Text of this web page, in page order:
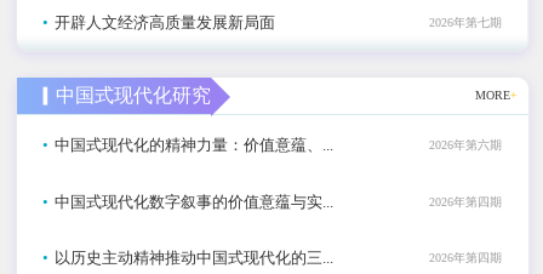
• 开辟人文经济高质量发展新局面 2026年第七期
▎中国式现代化研究 MORE+
• 中国式现代化的精神力量：价值意蕴、... 2026年第六期
• 中国式现代化数字叙事的价值意蕴与实... 2026年第四期
• 以历史主动精神推动中国式现代化的三... 2026年第四期